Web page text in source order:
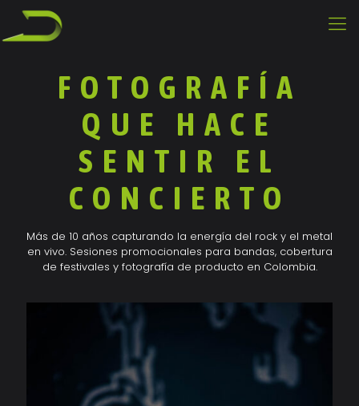
FOTOGRAFÍA
QUE HACE
SENTIR EL
CONCIERTO
Más de 10 años capturando la energía del rock y el metal
en vivo. Sesiones promocionales para bandas, cobertura
de festivales y fotografía de producto en Colombia.